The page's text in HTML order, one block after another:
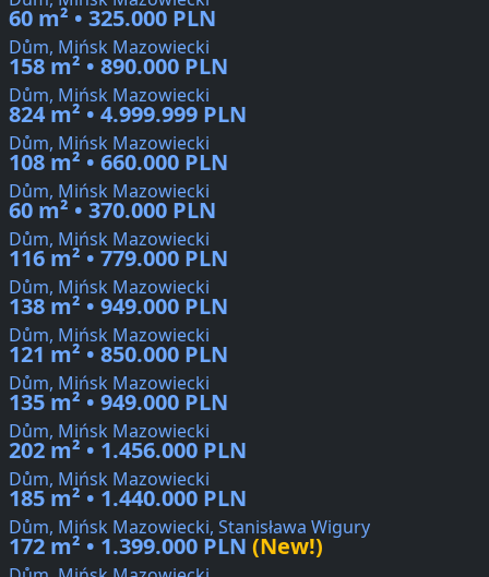
60 m² • 325.000 PLN
Dům, Mińsk Mazowiecki
158 m² • 890.000 PLN
Dům, Mińsk Mazowiecki
824 m² • 4.999.999 PLN
Dům, Mińsk Mazowiecki
108 m² • 660.000 PLN
Dům, Mińsk Mazowiecki
60 m² • 370.000 PLN
Dům, Mińsk Mazowiecki
116 m² • 779.000 PLN
Dům, Mińsk Mazowiecki
138 m² • 949.000 PLN
Dům, Mińsk Mazowiecki
121 m² • 850.000 PLN
Dům, Mińsk Mazowiecki
135 m² • 949.000 PLN
Dům, Mińsk Mazowiecki
202 m² • 1.456.000 PLN
Dům, Mińsk Mazowiecki
185 m² • 1.440.000 PLN
Dům, Mińsk Mazowiecki, Stanisława Wigury
172 m² • 1.399.000 PLN (New!)